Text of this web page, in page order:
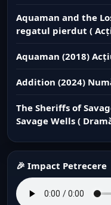
Aquaman and the
regatul pierdut (
Aquaman (2018)
Addition (2024)
The Sheriffs of
Savage Wells (
🎉 Impact Petrecere